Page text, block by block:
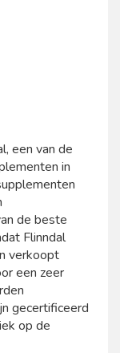
een van de
in
de beste
Flinndal
verkoopt
een zeer
gecertificeerd
op de